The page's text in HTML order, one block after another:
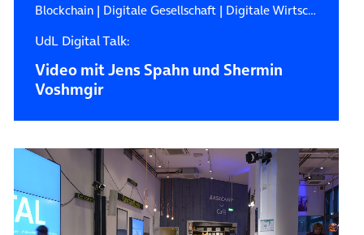
Blockchain| Digitale Gesellschaft| Digitale Wirtschaft
UdL Digital Talk:
Video mit Jens Spahn und Shermin
Voshmgir